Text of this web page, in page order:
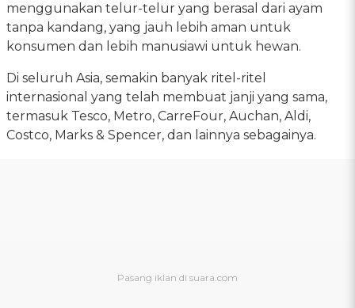
menggunakan telur-telur yang berasal dari ayam
tanpa kandang, yang jauh lebih aman untuk
konsumen dan lebih manusiawi untuk hewan.
Di seluruh Asia, semakin banyak ritel-ritel
internasional yang telah membuat janji yang sama,
termasuk Tesco, Metro, CarreFour, Auchan, Aldi,
Costco, Marks & Spencer, dan lainnya sebagainya.